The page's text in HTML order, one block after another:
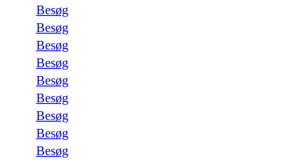
Besøg
Besøg
Besøg
Besøg
Besøg
Besøg
Besøg
Besøg
Besøg